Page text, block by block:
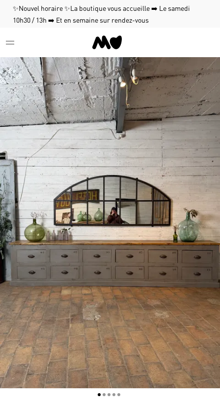
✨Nouvel horaire ✨La boutique vous accueille ➡️ Le samedi
10h30 / 13h ➡️ Et en semaine sur rendez-vous
12345